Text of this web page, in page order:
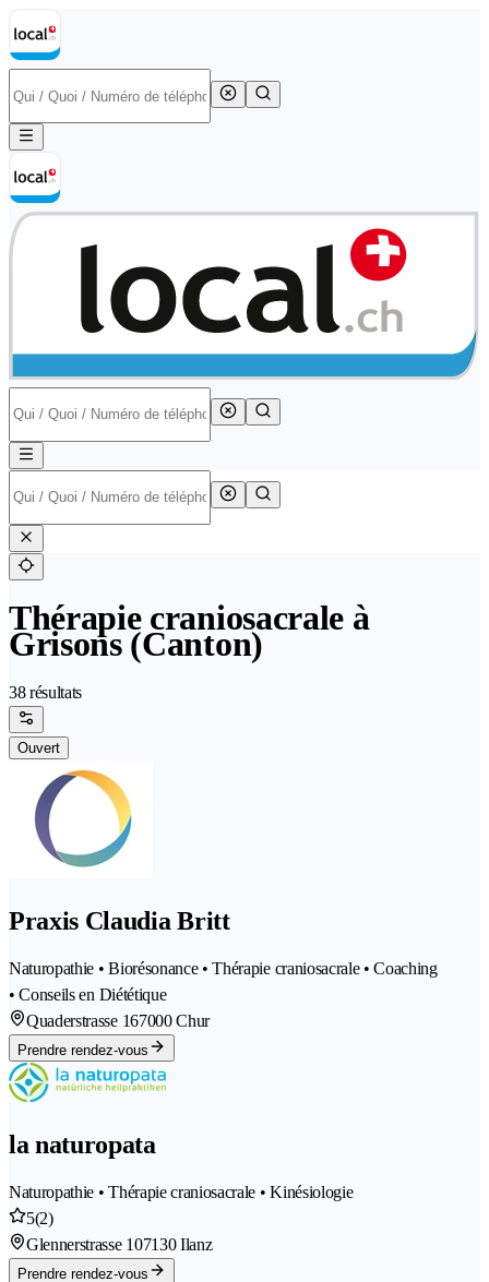
Thérapie craniosacrale à
Grisons (Canton)
38 résultats
Ouvert
Praxis Claudia Britt
Naturopathie • Biorésonance • Thérapie craniosacrale • Coaching
• Conseils en Diététique
Quaderstrasse 167000 Chur
Prendre rendez-vous
la naturopata
Naturopathie • Thérapie craniosacrale • Kinésiologie
5(2)
Glennerstrasse 107130 Ilanz
Prendre rendez-vous